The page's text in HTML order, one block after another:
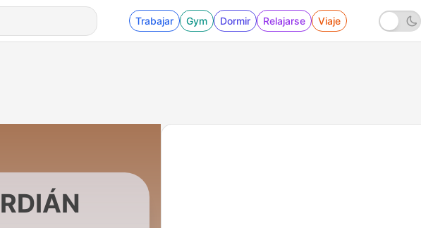
Trabajar Gym Dormir Relajarse Viaje